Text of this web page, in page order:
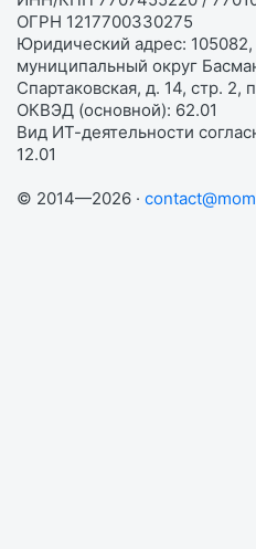
ОГРН 1217700330275
Юридический адрес: 105082,
муниципальный округ
Спартаковская, д. 14, стр.
ОКВЭД (основной): 62.01
Вид ИТ-деятельности
12.01
© 2014—2026 ·